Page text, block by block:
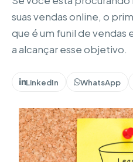
suas vendas online, o
que é um funil de
a alcançar esse objetivo.
LinkedIn WhatsApp